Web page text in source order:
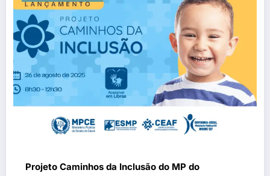
Projeto Caminhos da Inclusão do MP do